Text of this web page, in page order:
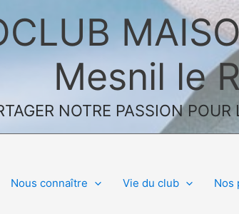
Mesnil le
NOTRE PASSION
Nous connaître Vie du club Nos